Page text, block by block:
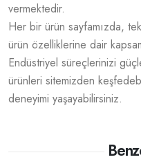
vermektedir.
Her bir ürün sayfamızda,
ürün özelliklerine dair
Endüstriyel süreçlerinizi
ürünleri sitemizden
deneyimi yaşayabilirsiniz.